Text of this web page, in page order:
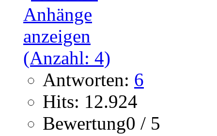
Antworten: 6
Hits: 12.924
Bewertung0 / 5